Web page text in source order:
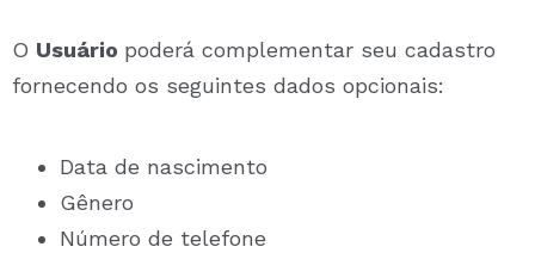
O Usuário poderá complementar seu cadastro
fornecendo os seguintes dados opcionais:
Data de nascimento
Gênero
Número de telefone